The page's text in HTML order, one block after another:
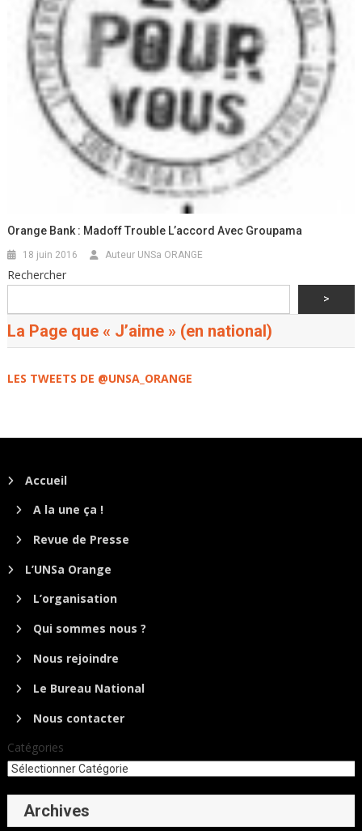
Orange Bank : Madoff Trouble L’accord Avec Groupama
18 juin 2016 Auteur UNSa ORANGE
Rechercher
>
La Page que « J’aime » (en national)
LES TWEETS DE @UNSA_ORANGE
Accueil
A la une ça !
Revue de Presse
L’UNSa Orange
L’organisation
Qui sommes nous ?
Nous rejoindre
Le Bureau National
Nous contacter
Catégories
Archives